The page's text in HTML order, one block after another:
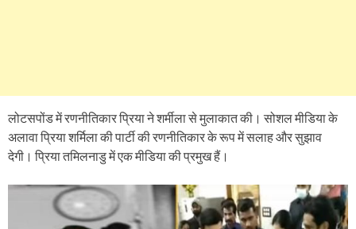
लोटसपोंड में रणनीतिकार प्रिया ने शर्मीला से मुलाकात की। सोशल मीडिया के
अलावा प्रिया शर्मिला की पार्टी की रणनीतिकार के रूप में सलाह और सुझाव
देगी। प्रिया तमिलनाडु में एक मीडिया की प्रमुख हैं।